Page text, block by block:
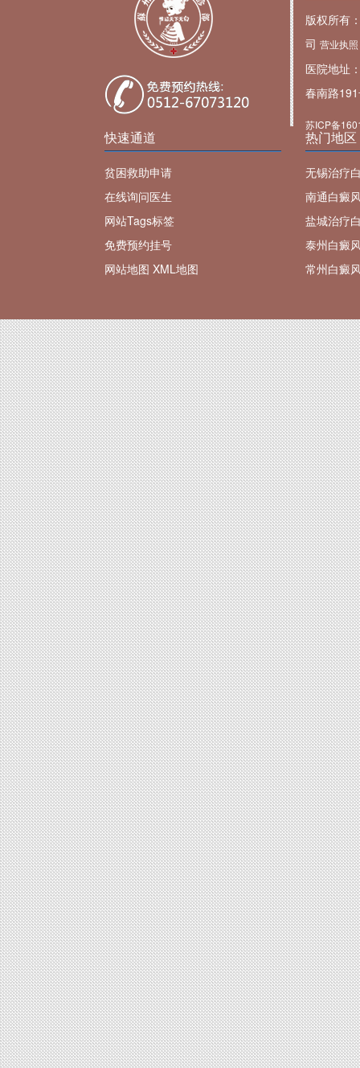
版权所有
司 营业执照
医院地址
春南路
苏ICP备
快速通道
贫困救助申请
在线询问医生
网站Tags标签
免费预约挂号
网站地图 XML地图
热门地区
无锡治疗
南通白癜
盐城治疗
泰州白癜
常州白癜